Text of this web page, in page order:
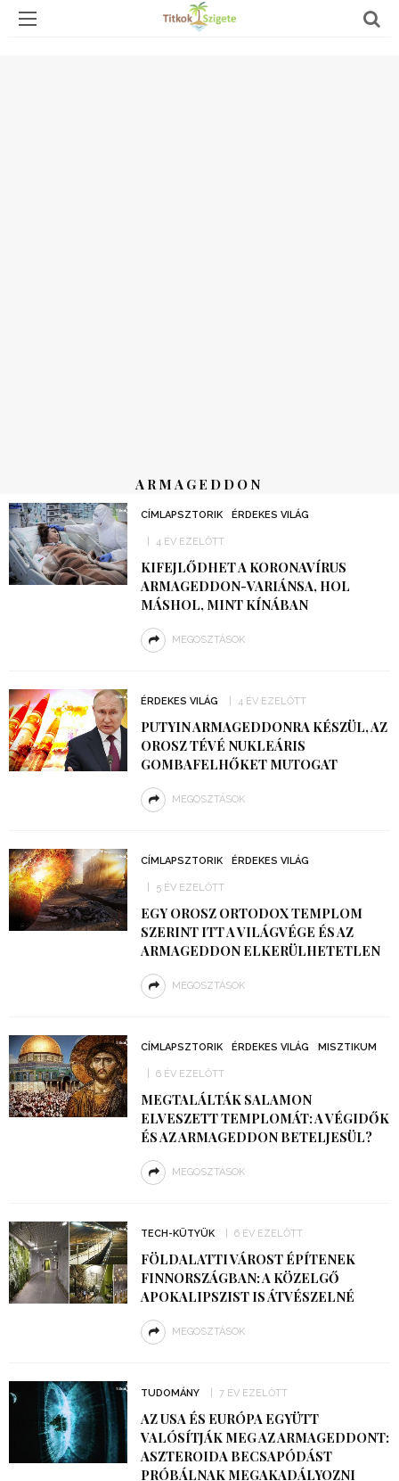
ARMAGEDDON
CÍMLAPSZTORIK ÉRDEKES VILÁG
4 ÉV EZELŐTT
KIFEJLŐDHET A KORONAVÍRUS
ARMAGEDDON-VARIÁNSA, HOL
MÁSHOL, MINT KÍNÁBAN
MEGOSZTÁSOK
ÉRDEKES VILÁG 4 ÉV EZELŐTT
PUTYIN ARMAGEDDONRA KÉSZÜL, AZ
OROSZ TÉVÉ NUKLEÁRIS
GOMBAFELHŐKET MUTOGAT
MEGOSZTÁSOK
CÍMLAPSZTORIK ÉRDEKES VILÁG
5 ÉV EZELŐTT
EGY OROSZ ORTODOX TEMPLOM
SZERINT ITT A VILÁGVÉGE ÉS AZ
ARMAGEDDON ELKERÜLHETETLEN
MEGOSZTÁSOK
CÍMLAPSZTORIK ÉRDEKES VILÁG MISZTIKUM
6 ÉV EZELŐTT
MEGTALÁLTÁK SALAMON
ELVESZETT TEMPLOMÁT: A VÉGIDŐK
ÉS AZ ARMAGEDDON BETELJESÜL?
MEGOSZTÁSOK
TECH-KÜTYÜK 6 ÉV EZELŐTT
FÖLDALATTI VÁROST ÉPÍTENEK
FINNORSZÁGBAN: A KÖZELGŐ
APOKALIPSZIST IS ÁTVÉSZELNÉ
MEGOSZTÁSOK
TUDOMÁNY 7 ÉV EZELŐTT
AZ USA ÉS EURÓPA EGYÜTT
VALÓSÍTJÁK MEG AZ ARMAGEDDONT:
ASZTEROIDA BECSAPÓDÁST
PRÓBÁLNAK MEGAKADÁLYOZNI